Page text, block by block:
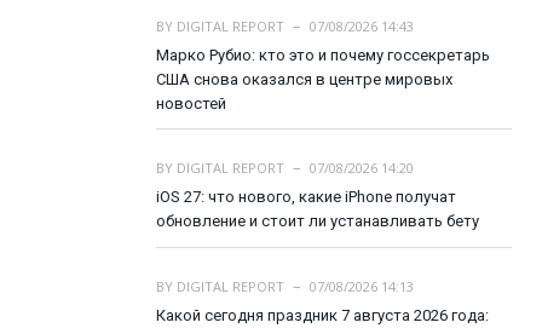
BY DIGITAL REPORT
07/08/2026 14:43
Марко Рубио: кто это и почему госсекретарь
США снова оказался в центре мировых
новостей
BY DIGITAL REPORT
07/08/2026 14:20
iOS 27: что нового, какие iPhone получат
обновление и стоит ли устанавливать бету
BY DIGITAL REPORT
07/08/2026 14:13
Какой сегодня праздник 7 августа 2026 года: